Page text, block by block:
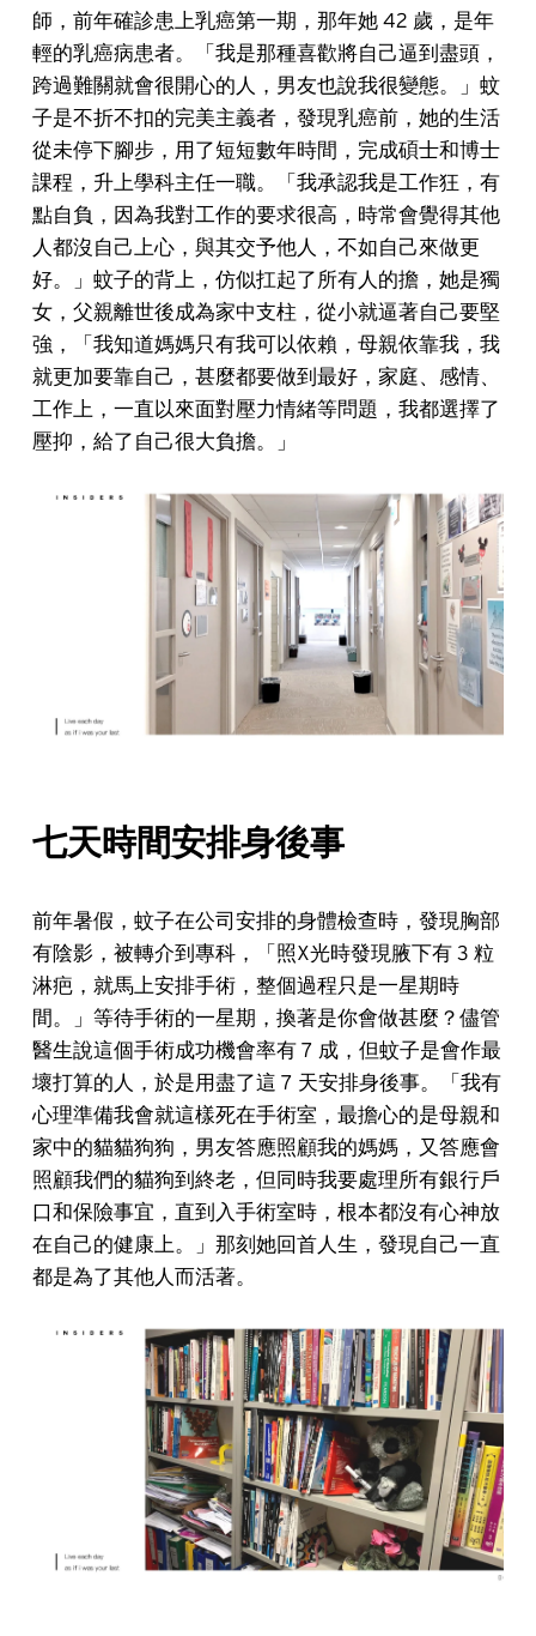
師，前年確診患上乳癌第一期，那年她 42 歲，是年
輕的乳癌病患者。
「我是那種喜歡將自己逼到盡頭，
跨過難關就會很開心的人，男友也說我很變態。」 蚊
子是不折不扣的完美主義者，發現乳癌前，她的生活
從未停下腳步，用了短短數年時間，完成碩士和博士
課程，升上學科主任一職。
「我承認我是工作狂，有
點自負，因為我對工作的要求很高，時常會覺得其他
人都沒自己上心，與其交予他人，不如自己來做更
好。」 蚊子的背上， 仿似扛起了所有人的擔，她是獨
女，父親離世後成為家中支柱，從小就逼著自己要堅
強，「我知道媽媽只有我可以依賴，母親依靠我，我
就更加要靠自己，甚麼都要做到最好，家庭、感情、
工作上，一直以來面對壓力情緒等問題，我都選擇了
壓抑，給了自己很大負擔。」
七天時間安排身後事
前年暑假，蚊子在公司安排的身體檢查時，發現胸部
有陰影，被轉介到專科，「照X光時發現腋下有 3 粒
淋疤，就馬上安排手術，整個過程只是一星期時
間。」 等待手術的一星期，換著是你會做甚麼？儘管
醫生說這個手術成功機會率有 7 成，但蚊子是會作最
壞打算的人，於是用盡了這 7 天安排身後事。「我有
心理準備我會就這樣死在手術室，最擔心的是母親和
家中的貓貓狗狗，男友答應照顧我的媽媽，又答應會
照顧我們的貓狗到終老，但同時我要處理所有銀行戶
口和保險事宜，直到入手術室時，根本都沒有心神放
在自己的健康上。」那刻她回首人生，發現自己一直
都是為了其他人而活著。